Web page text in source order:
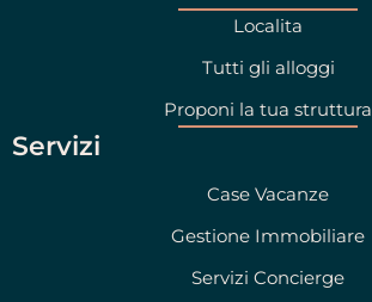
Localita
Tutti gli alloggi
Proponi la tua struttura
Servizi
Case Vacanze
Gestione Immobiliare
Servizi Concierge